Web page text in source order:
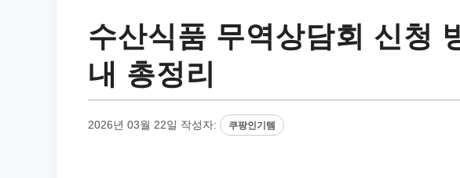
수산식품 무역상담회 신청
내 총정리
2026년 03월 22일 작성자: 쿠팡인기템